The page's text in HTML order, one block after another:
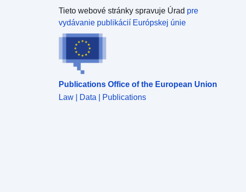
Tieto webové stránky spravuje Úrad pre
vydávanie publikácií Európskej únie
Publications Office of the European Union
Law | Data | Publications